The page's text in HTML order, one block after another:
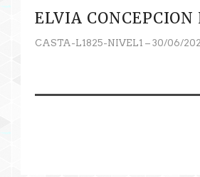
ELVIA CONCEPCION
CASTA-L1825-NIVEL1 – 30/06/